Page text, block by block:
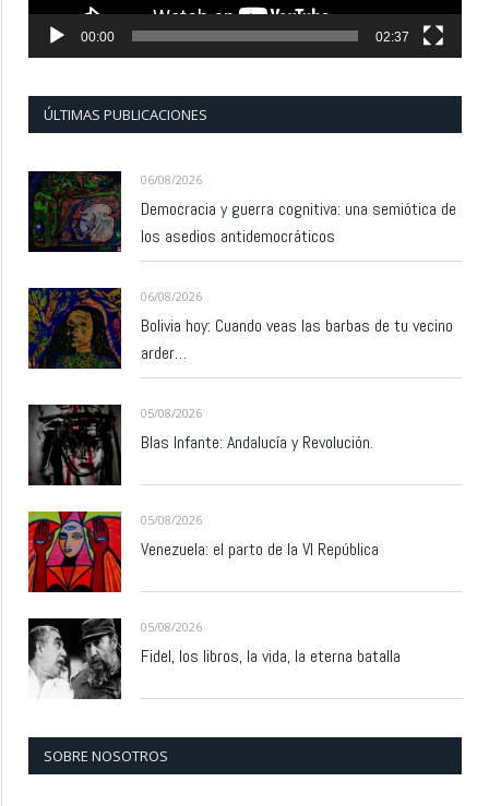
00:00 02:37
ÚLTIMAS PUBLICACIONES
06/08/2026
Democracia y guerra cognitiva: una semiótica de
los asedios antidemocráticos
06/08/2026
Bolivia hoy: Cuando veas las barbas de tu vecino
arder…
05/08/2026
Blas Infante: Andalucía y Revolución.
05/08/2026
Venezuela: el parto de la VI República
05/08/2026
Fidel, los libros, la vida, la eterna batalla
SOBRE NOSOTROS